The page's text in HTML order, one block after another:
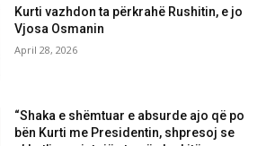
Kurti vazhdon ta përkrahë Rushitin, e jo
Vjosa Osmanin
April 28, 2026
“Shaka e shëmtuar e absurde ajo që po
bën Kurti me Presidentin, shpresoj se